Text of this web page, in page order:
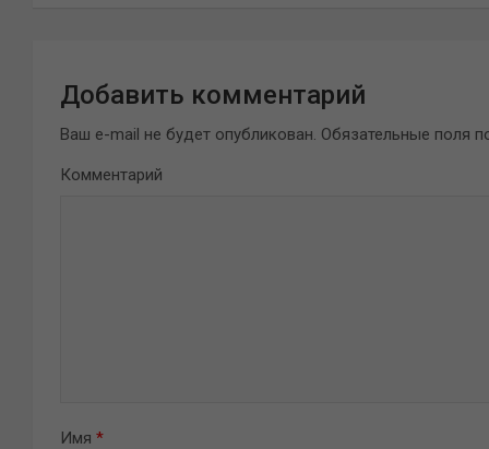
Добавить комментарий
Ваш e-mail не будет опубликован. Обязательные поля
Комментарий
Имя *